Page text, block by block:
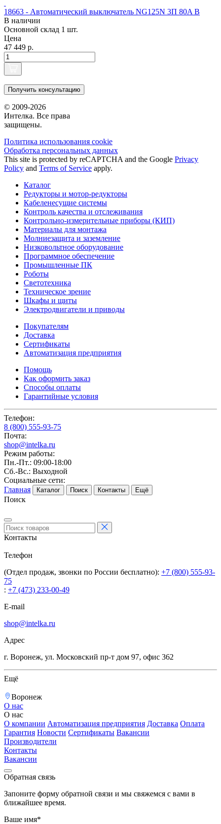
18663 - Автоматический выключатель NG125N 3П 80A B
В наличии
Основной склад 1 шт.
Цена
47 449 р.
Получить консультацию
© 2009-2026
Интелка. Все права
защищены.
Политика использования сookie
Обработка персональных данных
This site is protected by reCAPTCHA and the Google Privacy
Policy and Terms of Service apply.
Каталог
Редукторы и мотор-редукторы
Кабеленесущие системы
Контроль качества и отслеживания
Контрольно-измерительные приборы (КИП)
Материалы для монтажа
Молниезащита и заземление
Низковольтное оборудование
Программное обеспечение
Промышленные ПК
Роботы
Светотехника
Техническое зрение
Шкафы и щиты
Электродвигатели и приводы
Покупателям
Доставка
Сертификаты
Автоматизация предприятия
Помощь
Как оформить заказ
Способы оплаты
Гарантийные условия
Телефон:
8 (800) 555-93-75
Почта:
shop@intelka.ru
Режим работы:
Пн.-Пт.: 09:00-18:00
Сб.-Вс.: Выходной
Социальные сети:
Главная
Каталог Поиск Контакты Ещё
Поиск
Контакты
Телефон
(Отдел продаж, звонки по России бесплатно): +7 (800) 555-93-
75
: +7 (473) 233-00-49
E-mail
shop@intelka.ru
Адрес
г. Воронеж, ул. Московский пр-т дом 97, офис 362
Ещё
Воронеж
О нас
О нас
О компании Автоматизация предприятия Доставка Оплата
Гарантия Новости Сертификаты Вакансии
Производители
Контакты
Вакансии
Обратная связь
Запоните форму обратной связи и мы свяжемся с вами в
ближайшее время.
Ваше имя*